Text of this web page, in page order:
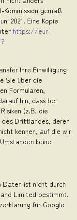
gemäß
2021. Eine Kopie
https://eur-
Ihre Einwilligung
Sie über die
Formularen,
hin, dass bei
(z.B. die
Drittlandes, deren
kennen, auf die wir
keine
ist nicht durch
Limited bestimmt.
für Google